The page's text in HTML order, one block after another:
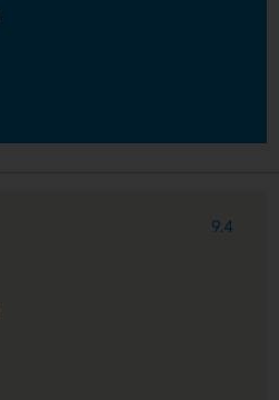
9.4